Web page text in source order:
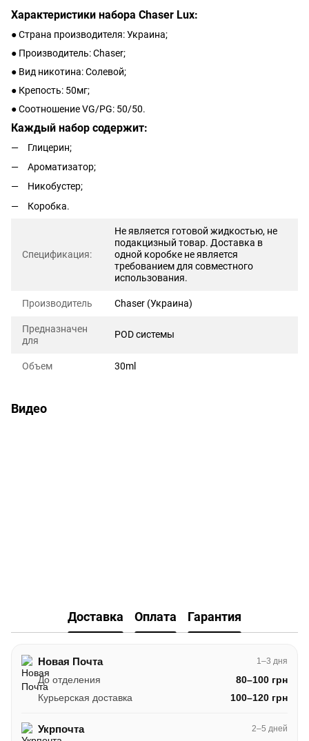
Характеристики набора Chaser Lux:
● Страна производителя: Украина;
● Производитель: Chaser;
● Вид никотина: Солевой;
● Крепость: 50мг;
● Соотношение VG/PG: 50/50.
Каждый набор содержит:
Глицерин;
Ароматизатор;
Никобустер;
Коробка.
Спецификация:
Не является готовой жидкостью, не
подакцизный товар. Доставка в
одной коробке не является
требованием для совместного
использования.
Производитель Chaser (Украина)
Предназначен
для
POD системы
Объем 30ml
Видео
Доставка Оплата Гарантия
Новая Почта 1–3 дня
До отделения
80–100 грн
Курьерская доставка
100–120 грн
Укрпочта 2–5 дней